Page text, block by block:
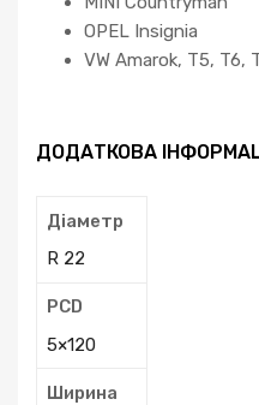
OPEL Insignia
VW Amarok, T5, T6,
ДОДАТКОВА
Діаметр
R 22
PCD
5×120
Ширина